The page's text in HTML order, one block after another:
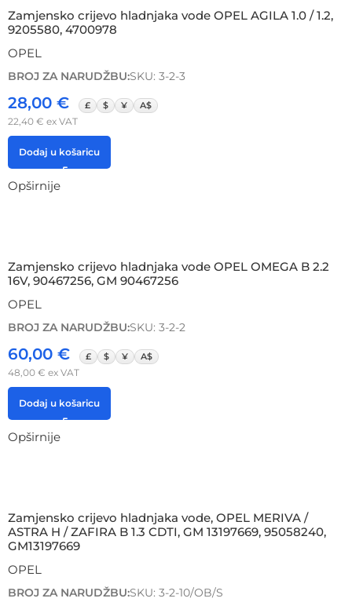
Zamjensko crijevo hladnjaka vode OPEL AGILA 1.0 / 1.2,
9205580, 4700978
OPEL
BROJ ZA NARUDŽBU:SKU: 3-2-3
28,00 € £ $ ¥ A$
22,40 € ex VAT
Dodaj u košaricu
Opširnije
Zamjensko crijevo hladnjaka vode OPEL OMEGA B 2.2
16V, 90467256, GM 90467256
OPEL
BROJ ZA NARUDŽBU:SKU: 3-2-2
60,00 € £ $ ¥ A$
48,00 € ex VAT
Dodaj u košaricu
Opširnije
Zamjensko crijevo hladnjaka vode, OPEL MERIVA /
ASTRA H / ZAFIRA B 1.3 CDTI, GM 13197669, 95058240,
GM13197669
OPEL
BROJ ZA NARUDŽBU:SKU: 3-2-10/OB/S